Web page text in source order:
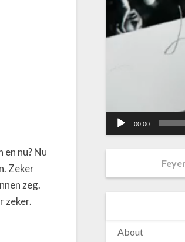
nu? Nu
Zeker
zeg.
zeker.
00:00
About